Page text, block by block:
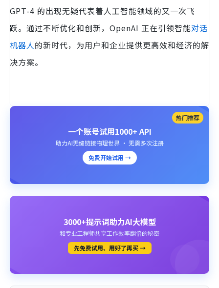
GPT-4 的出现无疑代表着人工智能领域的又一次飞
跃。通过不断优化和创新，OpenAI 正在引领智能对话
机器人的新时代，为用户和企业提供更高效和经济的解
决方案。
热门推荐
一个账号试用1000+ API
助力AI无缝链接物理世界 · 无需多次注册
免费开始试用 →
3000+提示词助力AI大模型
和专业工程师共享工作效率翻倍的秘密
先免费试用、用好了再买 →